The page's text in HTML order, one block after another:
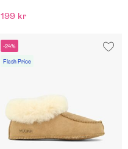
199 kr
-24%
Flash Price